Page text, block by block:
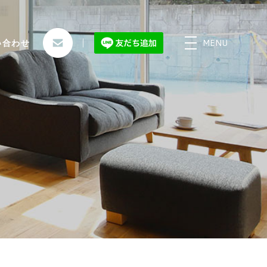
合わせ MENU